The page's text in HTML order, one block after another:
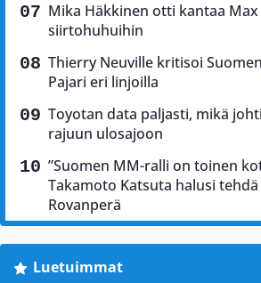
Mika Häkkinen otti kantaa
siirtohuhuihin
Thierry Neuville kritisoi
Pajari eri linjoilla
Toyotan data paljasti, mikä
rajuun ulosajoon
”Suomen MM-ralli on toinen
Takamoto Katsuta halusi
Rovanperä
Luetuimmat